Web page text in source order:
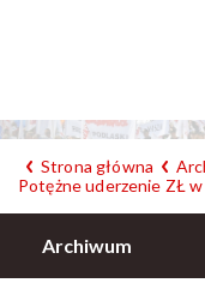
Strona główna
Potężne uderzenie ZŁ
Archiwum